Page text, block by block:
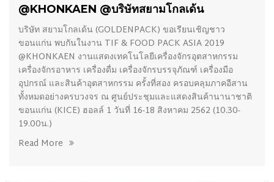
@KHONKAEN @บริษัทสยามโกลเด้น
บริษัท สยามโกลเด้น (GOLDENPACK) ขอเรียนเชิญชาว
ขอนแก่น พบกันในงาน TIF & FOOD PACK ASIA 2019
@KHONKAEN งานแสดงเทคโนโลยีเครื่องจักรอุตสาหกรรม
เครื่องจักรอาหาร เครื่องดื่ม เครื่องจักรบรรจุภัณฑ์ เครื่องมือ
อุปกรณ์ และสินค้าอุตสาหกรรม ครั้งที่สอง ครอบคลุมภาคอีสาน
ทั้งหมดอย่างครบวงจร ณ ศูนย์ประชุมและแสดงสินค้านานาชาติ
ขอนแก่น (KICE) ฮอลล์ 1 วันที่ 16-18 สิงหาคม 2562 (10.30-
19.00น.)
Read More